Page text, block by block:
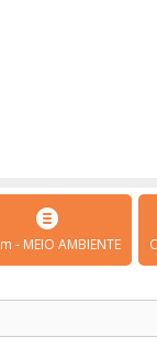
- MEIO AMBIENTE